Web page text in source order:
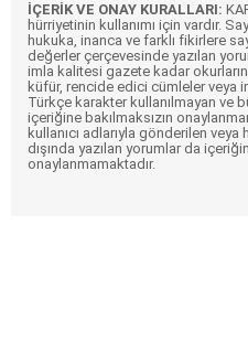
İÇERİK VE ONAY KURALLARI:
hürriyetinin kullanımı için vardır.
hukuka, inanca ve farklı fikirlere
değerler çerçevesinde yazılan
imla kalitesi gazete kadar
küfür, rencide edici cümleler veya
Türkçe karakter kullanılmayan ve
içeriğine bakılmaksızın
kullanıcı adlarıyla gönderilen veya
dışında yazılan yorumlar da
onaylanmamaktadır.